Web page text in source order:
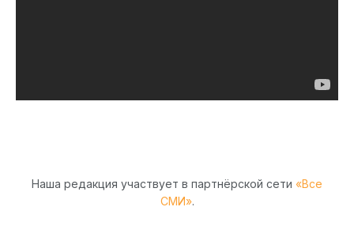
Наша редакция участвует в партнёрской сети «Все
СМИ».